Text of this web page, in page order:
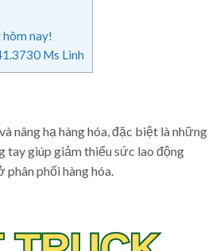
hôm nay!
Ms Linh
nâng hạ hàng hóa, đặc biệt là những
tay giúp giảm thiểu sức lao động
phân phối hàng hóa.